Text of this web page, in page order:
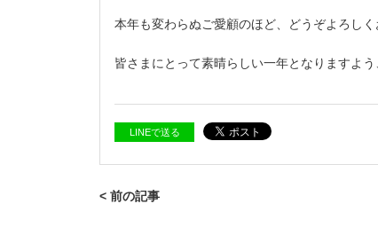
本年も変わらぬご愛顧のほど、どうぞよろしく
皆さまにとって素晴らしい一年となりますよう
LINEで送る
< 前の記事